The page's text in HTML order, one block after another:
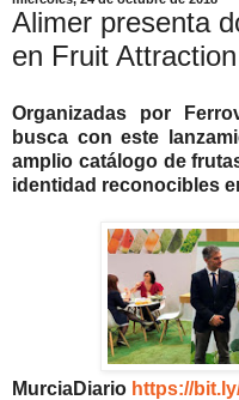
Alimer presenta
en Fruit Attraction
Organizadas por
busca con este
amplio catálogo de
identidad reconocibles
MurciaDiario https://